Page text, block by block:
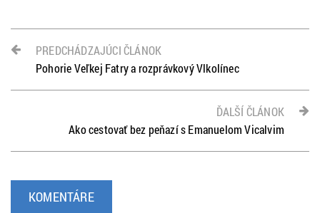
PREDCHÁDZAJÚCI ČLÁNOK
Pohorie Veľkej Fatry a rozprávkový Vlkolínec
ĎALŠÍ ČLÁNOK
Ako cestovať bez peňazí s Emanuelom Vicalvim
KOMENTÁRE